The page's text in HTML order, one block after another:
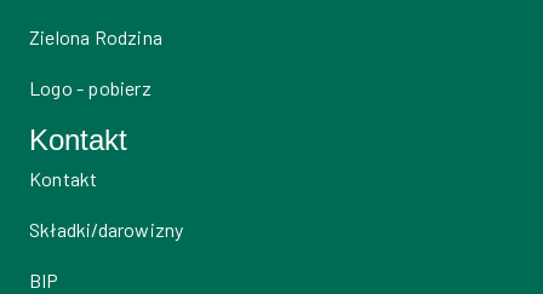
Zielona Rodzina
Logo - pobierz
Kontakt
Kontakt
Składki/darowizny
BIP